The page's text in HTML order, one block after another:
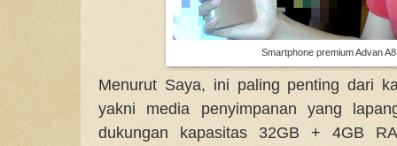
Smartphone premium Advan
Menurut Saya, ini paling penting dari
yakni media penyimpanan yang
dukungan kapasitas 32GB + 4GB